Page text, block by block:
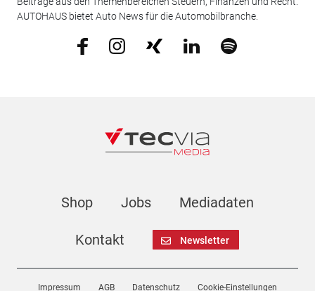
AUTOHAUS bietet Auto News für die Automobilbranche.
Shop Jobs Mediadaten
Kontakt Newsletter
Impressum AGB Datenschutz Cookie-Einstellungen